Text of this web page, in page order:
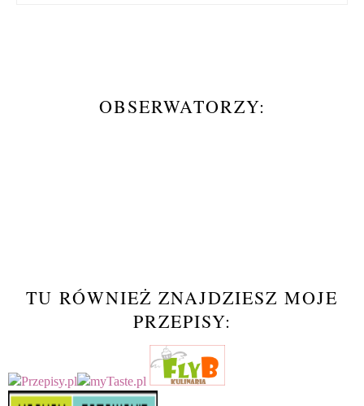
OBSERWATORZY:
TU RÓWNIEŻ ZNAJDZIESZ MOJE
PRZEPISY: